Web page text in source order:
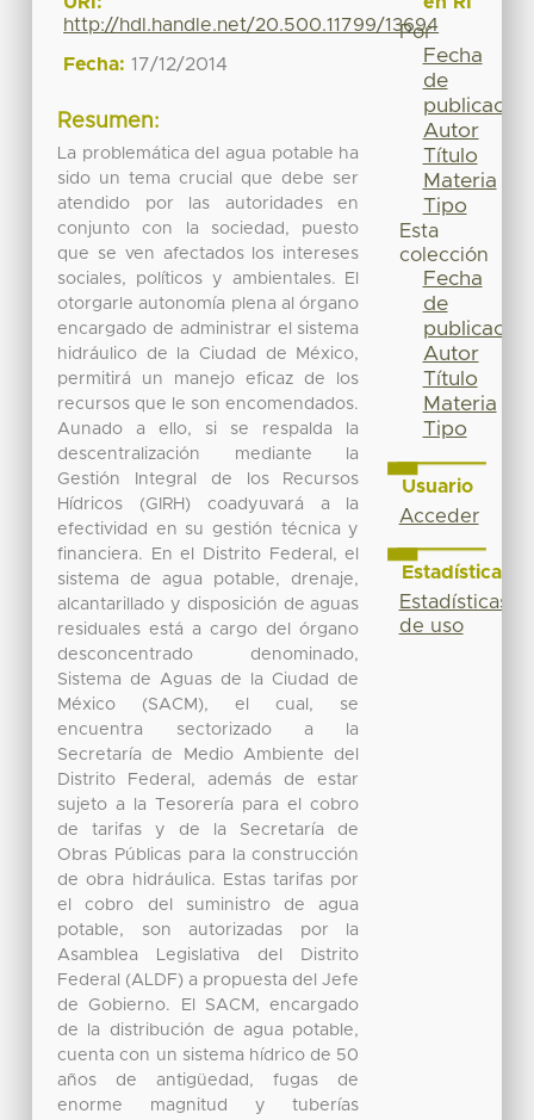
http://hdl.handle.net/20.500.11799/13694
Fecha: 17/12/2014
Resumen:
La problemática del agua potable ha
sido un tema crucial que debe ser
atendido por las autoridades en
conjunto con la sociedad, puesto
que se ven afectados los intereses
sociales, políticos y ambientales. El
otorgarle autonomía plena al órgano
encargado de administrar el sistema
hidráulico de la Ciudad de México,
permitirá un manejo eficaz de los
recursos que le son encomendados.
Aunado a ello, si se respalda la
descentralización mediante la
Gestión Integral de los Recursos
Hídricos (GIRH) coadyuvará a la
efectividad en su gestión técnica y
financiera. En el Distrito Federal, el
sistema de agua potable, drenaje,
alcantarillado y disposición de aguas
residuales está a cargo del órgano
desconcentrado denominado,
Sistema de Aguas de la Ciudad de
México (SACM), el cual, se
encuentra sectorizado a la
Secretaría de Medio Ambiente del
Distrito Federal, además de estar
sujeto a la Tesorería para el cobro
de tarifas y de la Secretaría de
Obras Públicas para la construcción
de obra hidráulica. Estas tarifas por
el cobro del suministro de agua
potable, son autorizadas por la
Asamblea Legislativa del Distrito
Federal (ALDF) a propuesta del Jefe
de Gobierno. El SACM, encargado
de la distribución de agua potable,
cuenta con un sistema hídrico de 50
años de antigüedad, fugas de
enorme magnitud y tuberías
Por
Fecha
de
publicación
Autor
Título
Materia
Tipo
Esta
colección
Fecha
de
publicación
Autor
Título
Materia
Tipo
Usuario
Acceder
Estadísticas
Estadísticas
de uso